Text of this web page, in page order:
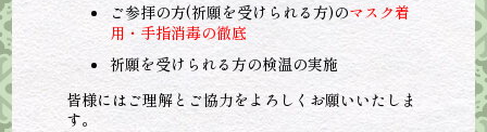
ご参拝の方(祈願を受けられる方)のマスク着
用・手指消毒の徹底
祈願を受けられる方の検温の実施
皆様にはご理解とご協力をよろしくお願いいたしま
す。